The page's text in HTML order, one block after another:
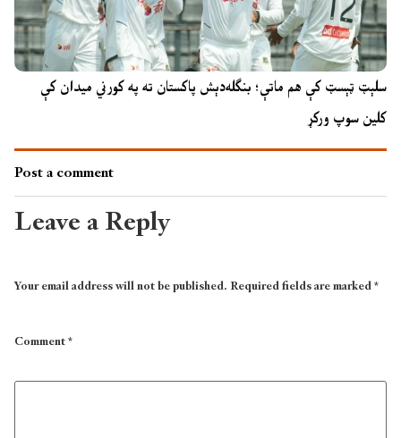
سلېټ ټېسټ کې هم ماتې؛ بنګله‌دېش پاکستان ته په کورني میدان کې
کلین سوپ ورکړ
Post a comment
Leave a Reply
Your email address will not be published.Required fields are marked*
Comment*